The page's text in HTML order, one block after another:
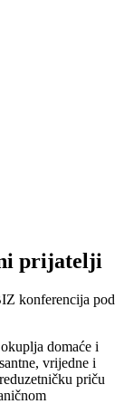
prijatelji
konferencija pod
domaće i
vrijedne i
priču